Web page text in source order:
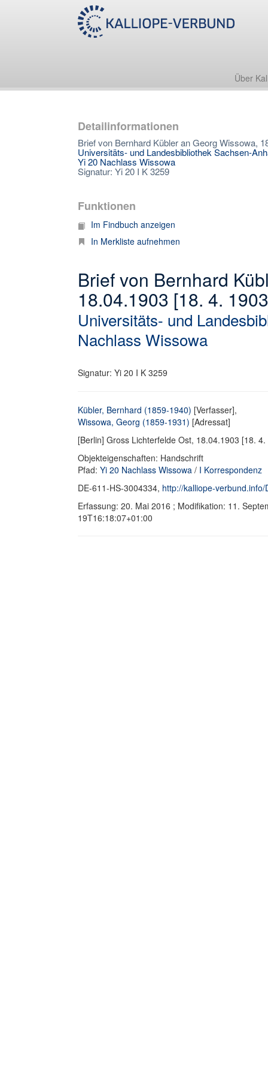
Über
Detailinformationen
Brief von Bernhard Kübler an Georg Wissowa,
Universitäts- und Landesbibliothek Sachsen-
Yi 20 Nachlass Wissowa
Signatur: Yi 20 I K 3259
Funktionen
Im Findbuch anzeigen
In Merkliste aufnehmen
Brief von Bernhard
18.04.1903 [18. 4.
Universitäts- und
Nachlass Wissowa
Signatur: Yi 20 I K 3259
Kübler, Bernhard (1859-1940) [Verfasser],
Wissowa, Georg (1859-1931) [Adressat]
[Berlin] Gross Lichterfelde Ost, 18.04.1903 [18.
Objekteigenschaften: Handschrift
Pfad: Yi 20 Nachlass Wissowa / I Korrespondenz
DE-611-HS-3004334, http://kalliope-
Erfassung: 20. Mai 2016 ; Modifikation: 11.
19T16:18:07+01:00